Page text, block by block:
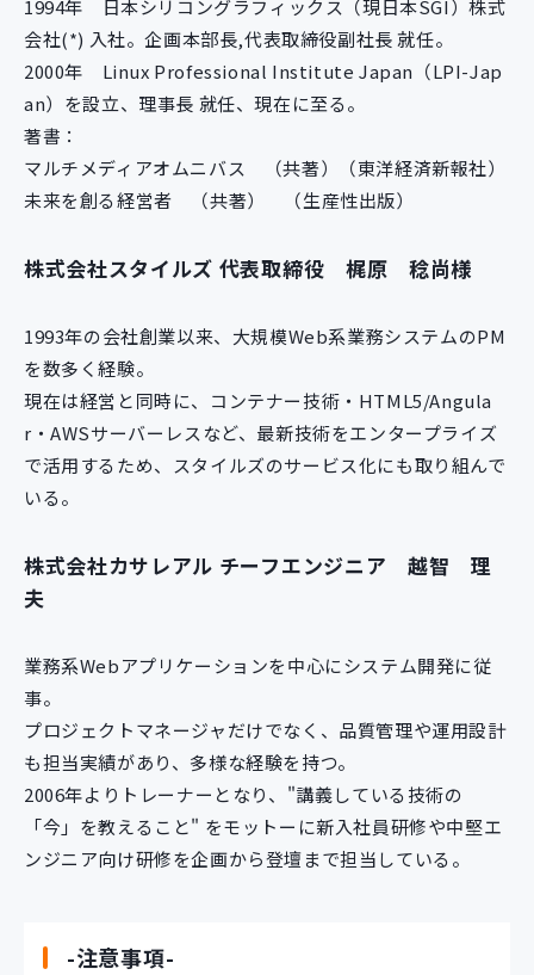
1994年 日本シリコングラフィックス（現日本SGI）株式
会社(*) 入社。企画本部長,代表取締役副社長 就任。
2000年 Linux Professional Institute Japan（LPI-Jap
an）を設立、理事長 就任、現在に至る。
著書：
マルチメディアオムニバス （共著）（東洋経済新報社）
未来を創る経営者 （共著） （生産性出版）
株式会社スタイルズ 代表取締役 梶原 稔尚様
1993年の会社創業以来、大規模Web系業務システムのPM
を数多く経験。
現在は経営と同時に、コンテナー技術・HTML5/Angula
r・AWSサーバーレスなど、最新技術をエンタープライズ
で活用するため、スタイルズのサービス化にも取り組んで
いる。
株式会社カサレアル チーフエンジニア 越智 理
夫
業務系Webアプリケーションを中心にシステム開発に従
事。
プロジェクトマネージャだけでなく、品質管理や運用設計
も担当実績があり、多様な経験を持つ。
2006年よりトレーナーとなり、"講義している技術の
「今」を教えること" をモットーに新入社員研修や中堅エ
ンジニア向け研修を企画から登壇まで担当している。
-注意事項-